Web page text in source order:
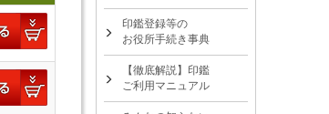
印鑑登録等の
お役所手続き事典
【徹底解説】印鑑
ご利用マニュアル